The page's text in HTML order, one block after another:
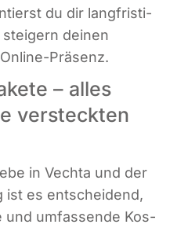
du dir lang­fris­ti­
dei­nen
Präsenz.
– alles
versteckten
in Vech­ta und der
ist es ent­schei­dend,
und umfas­sen­de Kos­